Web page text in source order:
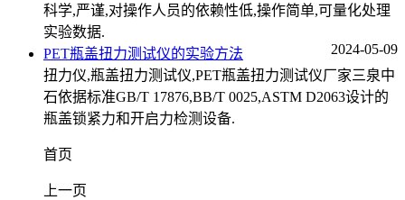
科学,严谨,对操作人员的依赖性低,操作简单,可量化处理
实验数据.
PET瓶盖扭力测试仪的实验方法
2024-05-09
扭力仪,瓶盖扭力测试仪,PET瓶盖扭力测试仪厂家三泉中
石依据标准GB/T 17876,BB/T 0025,ASTM D2063设计的
瓶盖锁紧力和开启力检测设备.
首页
上一页